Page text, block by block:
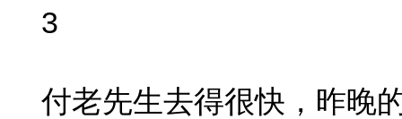
3
付老先生去得很快，昨晚